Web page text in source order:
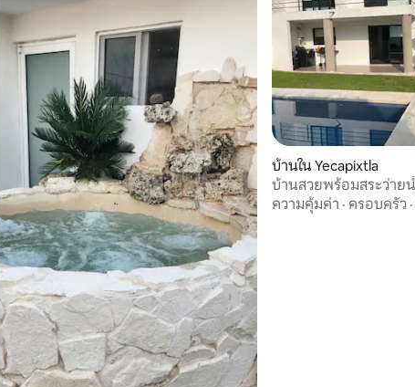
จาก 5, 52 รีวิว บ้านใน Yecapixtla
บ้านสวยพร้อมสระว่าย
ความคุ้มค่า · ครอบครัว ·